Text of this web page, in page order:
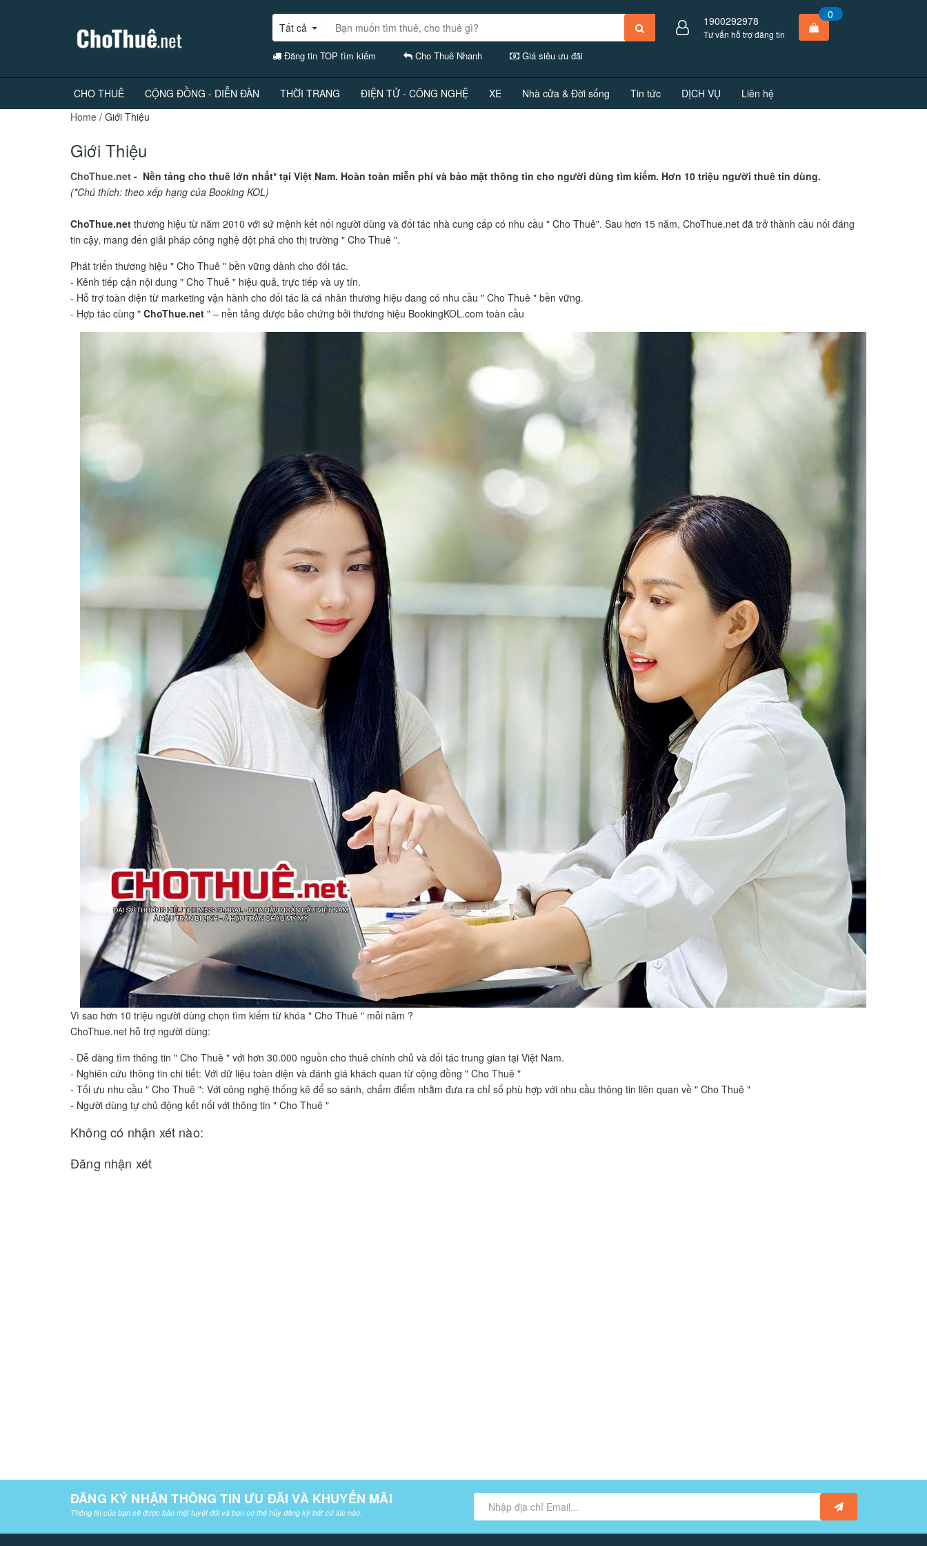
Tất cả
Đăng tin TOP tìm kiếm Cho Thuê Nhanh Giá siêu ưu đãi
1900292978
Tư vấn hỗ trợ đăng tin
0
CHO THUÊ CỘNG ĐỒNG - DIỄN ĐÀN THỜI TRANG ĐIỆN TỬ - CÔNG NGHỆ XE Nhà cửa & Đời sống Tin tức DỊCH VỤ
Liên hệ
Home / Giới Thiệu
Giới Thiệu
ChoThue.net - Nền tảng cho thuê lớn nhất* tại Việt Nam. Hoàn toàn miễn phí và bảo mật thông tin cho người dùng tìm kiếm. Hơn 10 triệu người thuê tin dùng.
(*Chú thích: theo xếp hạng của Booking KOL)
ChoThue.net thương hiệu từ năm 2010 với sứ mệnh kết nối người dùng và đối tác nhà cung cấp có nhu cầu " Cho Thuê". Sau hơn 15 năm, ChoThue.net đã trở thành cầu nối đáng
tin cậy, mang đến giải pháp công nghệ đột phá cho thị trường " Cho Thuê ".
Phát triển thương hiệu " Cho Thuê " bền vững dành cho đối tác.
- Kênh tiếp cận nội dung " Cho Thuê " hiệu quả, trực tiếp và uy tín.
- Hỗ trợ toàn diện từ marketing vận hành cho đối tác là cá nhân thương hiệu đang có nhu cầu " Cho Thuê " bền vững.
- Hợp tác cùng " ChoThue.net " – nền tảng được bảo chứng bởi thương hiệu BookingKOL.com toàn cầu
Vì sao hơn 10 triệu người dùng chọn tìm kiếm từ khóa " Cho Thuê " mỗi năm ?
ChoThue.net hỗ trợ người dùng:
- Dễ dàng tìm thông tin " Cho Thuê " với hơn 30.000 nguồn cho thuê chính chủ và đối tác trung gian tại Việt Nam.
- Nghiên cứu thông tin chi tiết: Với dữ liệu toàn diện và đánh giá khách quan từ cộng đồng " Cho Thuê "
- Tối ưu nhu cầu " Cho Thuê ": Với công nghệ thống kê để so sánh, chấm điểm nhằm đưa ra chỉ số phù hợp với nhu cầu thông tin liên quan về " Cho Thuê "
- Người dùng tự chủ động kết nối với thông tin " Cho Thuê "
Không có nhận xét nào:
Đăng nhận xét
ĐĂNG KÝ NHẬN THÔNG TIN ƯU ĐÃI VÀ KHUYẾN MÃI
Thông tin của bạn sẽ được bảo mật tuyệt đối và bạn có thể hủy đăng ký bất cứ lúc nào.